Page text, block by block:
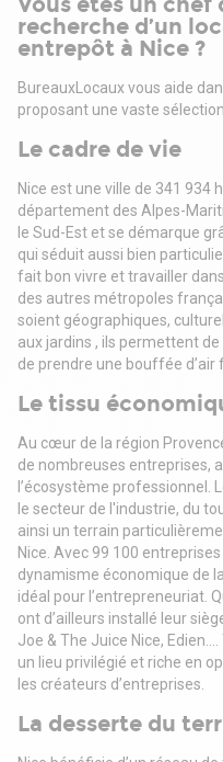
- Dépôt de garantie : 3 mois
- Loyers et charges :
recherche d’un
entrepôt à Nice ?
BureauxLocaux vous aide
proposant une vaste
Le cadre de vie
Nice est une ville de 341 934
département des Alpes-
le Sud-Est et se démarque
qui séduit aussi bien
fait bon vivre et travailler
des autres métropoles
soient géographiques,
aux jardins , ils permettent
de prendre une bouffée d’air
Le tissu
Au cœur de la région
de nombreuses entreprises,
l’écosystème professionnel.
le secteur de l'industrie, du
ainsi un terrain
Nice. Avec 99 100
dynamisme économique de
idéal pour l’entrepreneuriat.
ont d’ailleurs installé leur
Joe & The Juice Nice, Edien....
un lieu privilégié et riche en
les créateurs d’entreprises.
La desserte du